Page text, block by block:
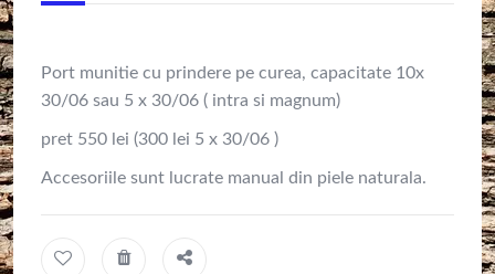
Port munitie cu prindere pe curea, capacitate 10x
30/06 sau 5 x 30/06 ( intra si magnum)
pret 550 lei (300 lei 5 x 30/06 )
Accesoriile sunt lucrate manual din piele naturala.